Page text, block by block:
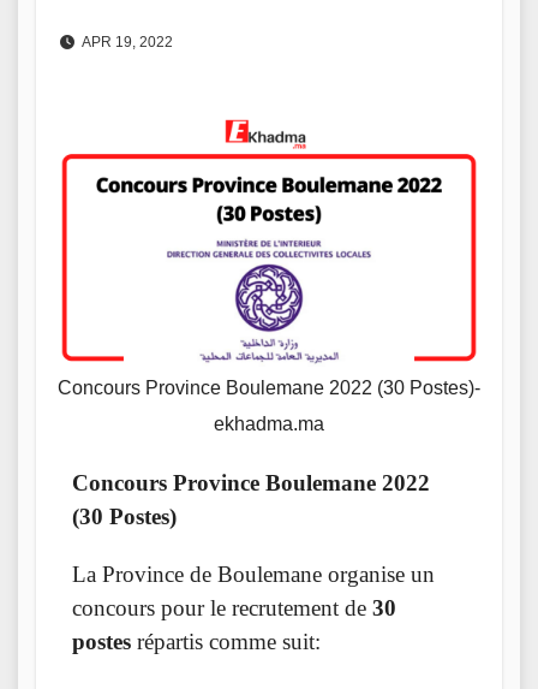
APR 19, 2022
Concours Province Boulemane 2022 (30 Postes)-
ekhadma.ma
Concours Province Boulemane 2022
(30 Postes)
La Province de Boulemane organise un
concours pour le recrutement de 30
postes répartis comme suit: